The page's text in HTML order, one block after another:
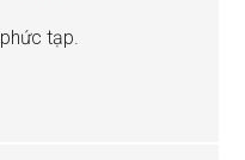
tạp.